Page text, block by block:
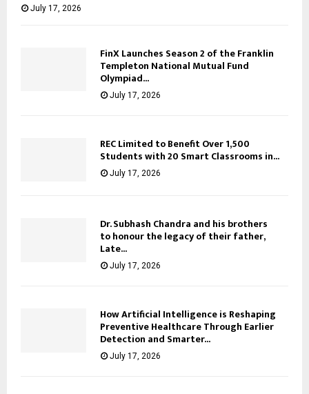
July 17, 2026
FinX Launches Season 2 of the Franklin
Templeton National Mutual Fund
Olympiad...
July 17, 2026
REC Limited to Benefit Over 1,500
Students with 20 Smart Classrooms in...
July 17, 2026
Dr. Subhash Chandra and his brothers
to honour the legacy of their father,
Late...
July 17, 2026
How Artificial Intelligence is Reshaping
Preventive Healthcare Through Earlier
Detection and Smarter...
July 17, 2026